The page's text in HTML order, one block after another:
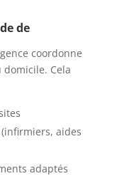
de
coordonne
domicile. Cela
aides
adaptés